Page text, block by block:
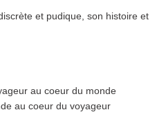
et pudique, son histoire et
au coeur du monde
au coeur du voyageur